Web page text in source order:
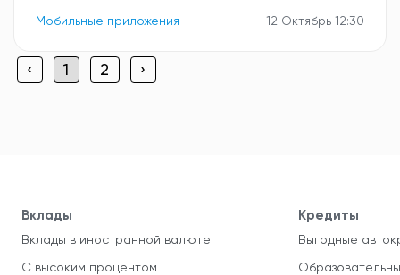
Мобильные приложения 12 Октябрь 12:30
‹ 1 2 ›
Вклады
Вклады в иностранной валюте
С высоким процентом
Кредиты
Выгодные